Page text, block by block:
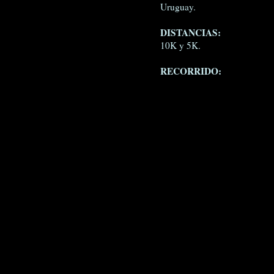
Uruguay.
DISTANCIAS:
10K y 5K.
RECORRIDO: